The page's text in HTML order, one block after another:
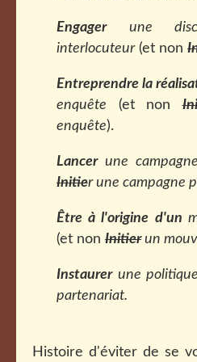
Engagerune
interlocuteur(et non
Entreprendre la
enquête (et non
enquête).
Lancerune
Initier une campagne
Être à l'origine d'un
(et non Initierun
Instaurerune
partenariat.
Histoire d'éviter de se